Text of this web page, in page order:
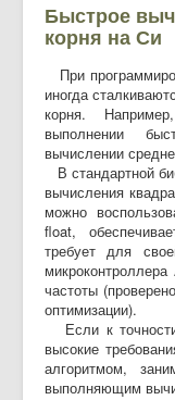
Быстрое
корня на Си
При
иногда
корня.
выполнении
вычислении
В стандартной
вычисления
можно
float,
требует для
частоты
оптимизации).
Если к
высокие
алгоритмом,
выполняющим